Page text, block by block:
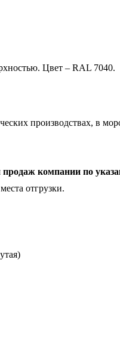
Цвет – RAL 7040.
производствах, в
продаж компании по
отгрузки.